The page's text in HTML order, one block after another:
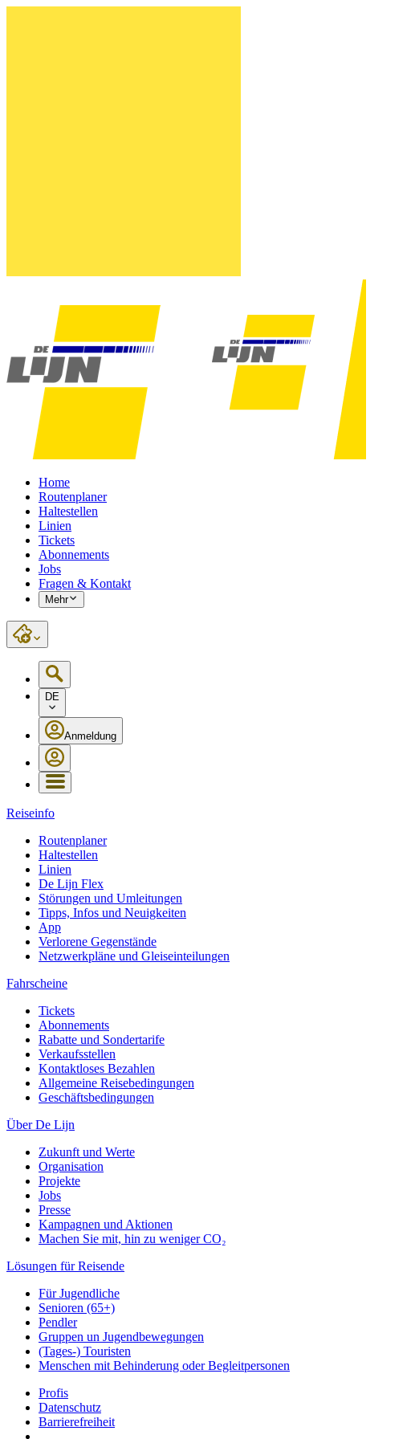
Home
Routenplaner
Haltestellen
Linien
Tickets
Abonnements
Jobs
Fragen & Kontakt
Mehr
DE
Anmeldung
Reiseinfo
Routenplaner
Haltestellen
Linien
De Lijn Flex
Störungen und Umleitungen
Tipps, Infos und Neuigkeiten
App
Verlorene Gegenstände
Netzwerkpläne und Gleiseinteilungen
Fahrscheine
Tickets
Abonnements
Rabatte und Sondertarife
Verkaufsstellen
Kontaktloses Bezahlen
Allgemeine Reisebedingungen
Geschäftsbedingungen
Über De Lijn
Zukunft und Werte
Organisation
Projekte
Jobs
Presse
Kampagnen und Aktionen
Machen Sie mit, hin zu weniger CO₂
Lösungen für Reisende
Für Jugendliche
Senioren (65+)
Pendler
Gruppen un Jugendbewegungen
(Tages-) Touristen
Menschen mit Behinderung oder Begleitpersonen
Profis
Datenschutz
Barrierefreiheit